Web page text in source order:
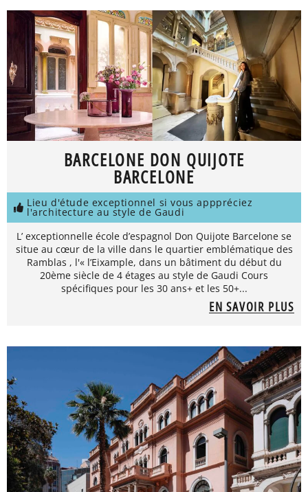
BARCELONE DON QUIJOTE
BARCELONE
Lieu d'étude exceptionnel si vous apppréciez
l'architecture au style de Gaudi
L’ exceptionnelle école d’espagnol Don Quijote Barcelone se
situe au cœur de la ville dans le quartier emblématique des
Ramblas , l'« l’Eixample, dans un bâtiment du début du
20ème siècle de 4 étages au style de Gaudi Cours
spécifiques pour les 30 ans+ et les 50+...
EN SAVOIR PLUS